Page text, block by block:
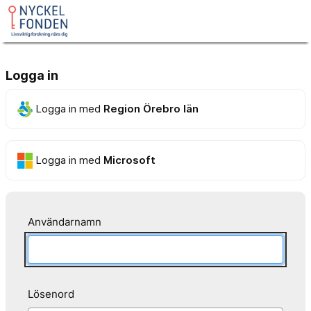
Logga in
Logga in med Region Örebro län
Logga in med Microsoft
Användarnamn
Lösenord